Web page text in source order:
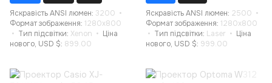
Яскравість ANSI люмен 3200
Формат зображення 1280x800
Тип підсвітки Xenon
Ціна
нового, USD $ 899.00
Яскравість ANSI люмен 2500
Формат зображення 1280x800
Тип підсвітки Laser
Ціна
нового, USD $ 999.00